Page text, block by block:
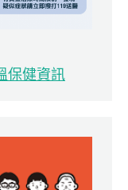
保健資訊